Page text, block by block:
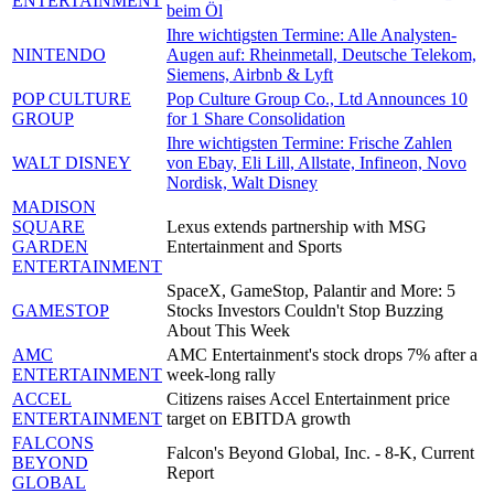
beim Öl
NINTENDO
Ihre wichtigsten Termine: Alle Analysten-
Augen auf: Rheinmetall, Deutsche Telekom,
Siemens, Airbnb & Lyft
POP CULTURE
GROUP
Pop Culture Group Co., Ltd Announces 10
for 1 Share Consolidation
WALT DISNEY
Ihre wichtigsten Termine: Frische Zahlen
von Ebay, Eli Lill, Allstate, Infineon, Novo
Nordisk, Walt Disney
MADISON
SQUARE
GARDEN
ENTERTAINMENT
Lexus extends partnership with MSG
Entertainment and Sports
GAMESTOP
SpaceX, GameStop, Palantir and More: 5
Stocks Investors Couldn't Stop Buzzing
About This Week
AMC
ENTERTAINMENT
AMC Entertainment's stock drops 7% after a
week-long rally
ACCEL
ENTERTAINMENT
Citizens raises Accel Entertainment price
target on EBITDA growth
FALCONS
BEYOND
GLOBAL
Falcon's Beyond Global, Inc. - 8-K, Current
Report